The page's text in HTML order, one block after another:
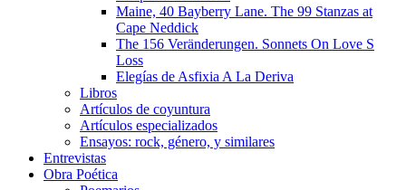
Maine, 40 Bayberry Lane. The 99 Stanzas at
Cape Neddick
The 156 Veränderungen. Sonnets On Love S
Loss
Elegías de Asfixia A La Deriva
Libros
Artículos de coyuntura
Artículos especializados
Ensayos: rock, género, y similares
Entrevistas
Obra Poética